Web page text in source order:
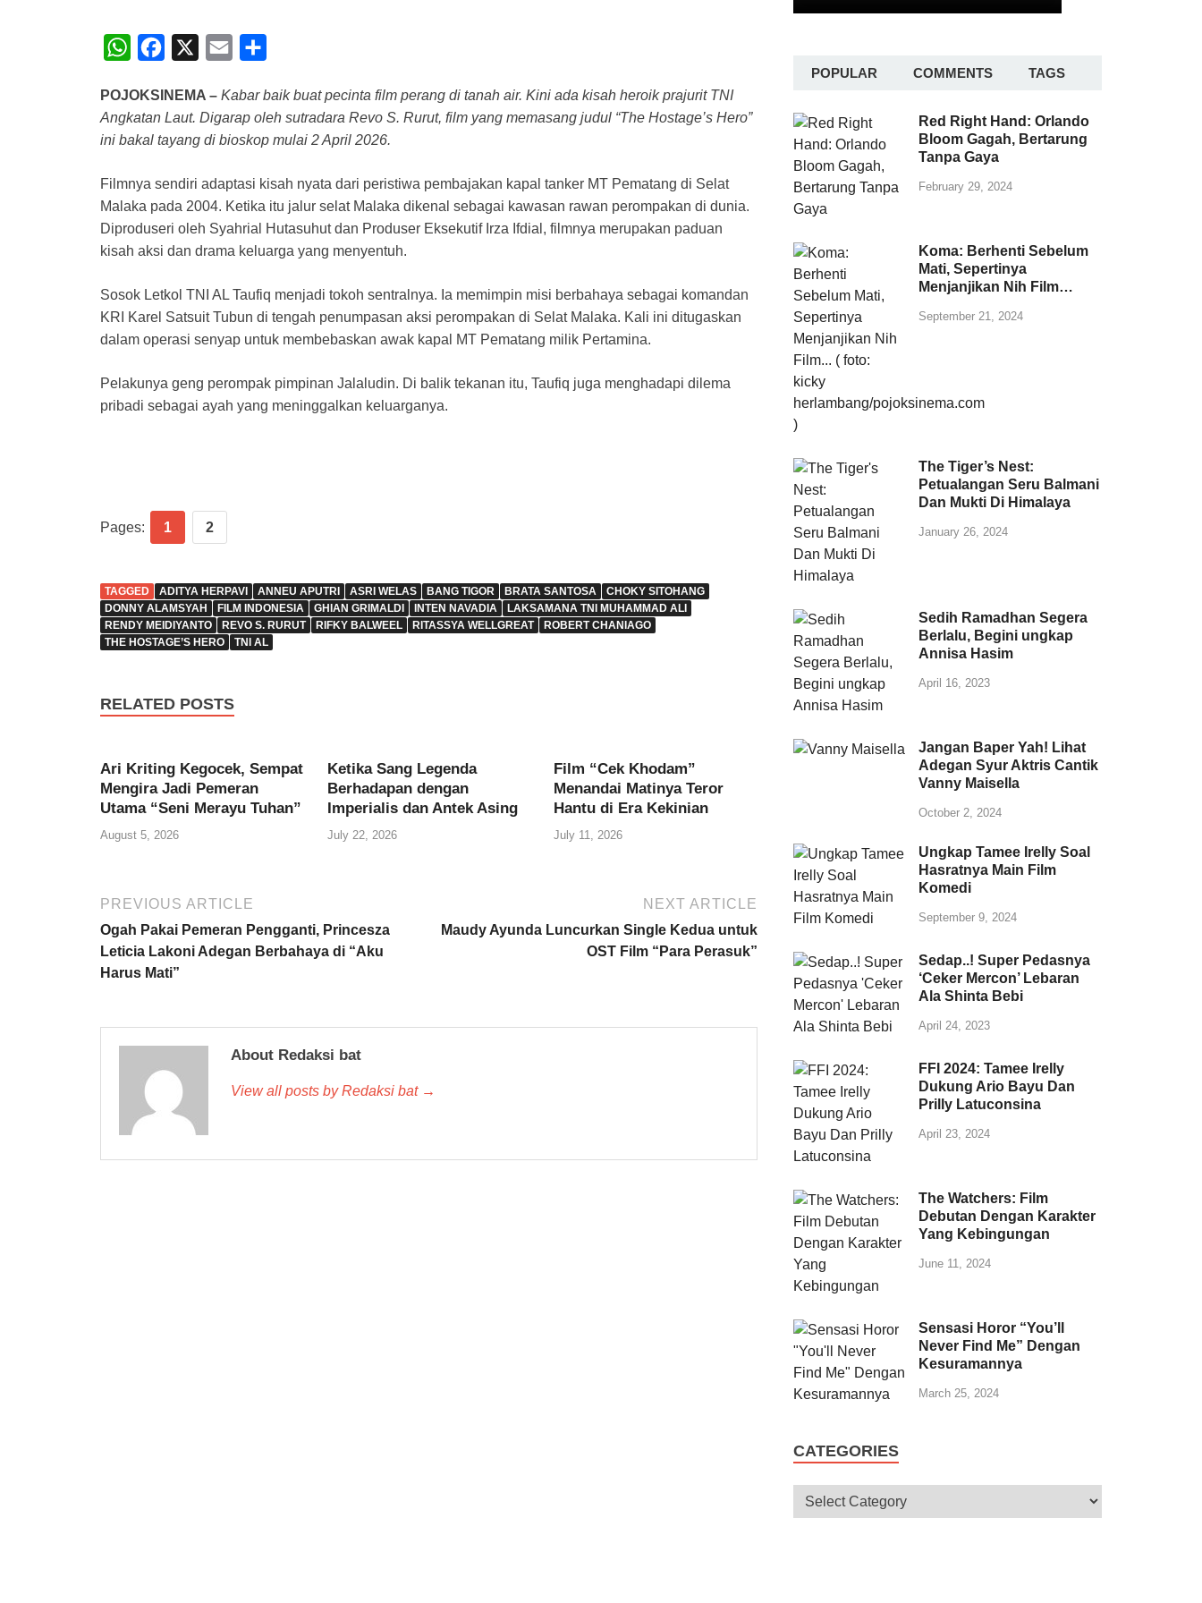
W
a
t
A
p
p
c
e
o
o
k
a
i
a
r
POJOKSINEMA – Kabar baik buat pecinta film perang di tanah air. Kini ada kisah heroik prajurit TNI
Angkatan Laut. Digarap oleh sutradara Revo S. Rurut, film yang memasang judul “The Hostage’s Hero”
ini bakal tayang di bioskop mulai 2 April 2026.
Filmnya sendiri adaptasi kisah nyata dari peristiwa pembajakan kapal tanker MT Pematang di Selat
Malaka pada 2004. Ketika itu jalur selat Malaka dikenal sebagai kawasan rawan perompakan di dunia.
Diproduseri oleh Syahrial Hutasuhut dan Produser Eksekutif Irza Ifdial, filmnya merupakan paduan
kisah aksi dan drama keluarga yang menyentuh.
Sosok Letkol TNI AL Taufiq menjadi tokoh sentralnya. Ia memimpin misi berbahaya sebagai komandan
KRI Karel Satsuit Tubun di tengah penumpasan aksi perompakan di Selat Malaka. Kali ini ditugaskan
dalam operasi senyap untuk membebaskan awak kapal MT Pematang milik Pertamina.
Pelakunya geng perompak pimpinan Jalaludin. Di balik tekanan itu, Taufiq juga menghadapi dilema
pribadi sebagai ayah yang meninggalkan keluarganya.
Pages: 1 2
TAGGED ADITYA HERPAVI ANNEU APUTRI ASRI WELAS BANG TIGOR BRATA SANTOSA
CHOKY SITOHANG
DONNY ALAMSYAH
FILM INDONESIA GHIAN GRIMALDI INTEN NAVADIA
LAKSAMANA TNI MUHAMMAD ALI
RENDY MEIDIYANTO
REVO S. RURUT RIFKY BALWEEL RITASSYA WELLGREAT
ROBERT CHANIAGO
THE HOSTAGE’S HERO
TNI AL
RELATED POSTS
Ari Kriting Kegocek, Sempat
Mengira Jadi Pemeran
Utama “Seni Merayu Tuhan”
August 5, 2026
Ketika Sang Legenda
Berhadapan dengan
Imperialis dan Antek Asing
July 22, 2026
Film “Cek Khodam”
Menandai Matinya Teror
Hantu di Era Kekinian
July 11, 2026
PREVIOUS ARTICLE
Ogah Pakai Pemeran Pengganti, Princesza
Leticia Lakoni Adegan Berbahaya di “Aku
Harus Mati”
NEXT ARTICLE
Maudy Ayunda Luncurkan Single Kedua untuk
OST Film “Para Perasuk”
About Redaksi bat
View all posts by Redaksi bat →
POPULAR COMMENTS TAGS
Red Right Hand: Orlando
Bloom Gagah, Bertarung
Tanpa Gaya
February 29, 2024
Koma: Berhenti Sebelum
Mati, Sepertinya
Menjanjikan Nih Film…
September 21, 2024
The Tiger’s Nest:
Petualangan Seru Balmani
Dan Mukti Di Himalaya
January 26, 2024
Sedih Ramadhan Segera
Berlalu, Begini ungkap
Annisa Hasim
April 16, 2023
Jangan Baper Yah! Lihat
Adegan Syur Aktris Cantik
Vanny Maisella
October 2, 2024
Ungkap Tamee Irelly Soal
Hasratnya Main Film
Komedi
September 9, 2024
Sedap..! Super Pedasnya
‘Ceker Mercon’ Lebaran
Ala Shinta Bebi
April 24, 2023
FFI 2024: Tamee Irelly
Dukung Ario Bayu Dan
Prilly Latuconsina
April 23, 2024
The Watchers: Film
Debutan Dengan Karakter
Yang Kebingungan
June 11, 2024
Sensasi Horor “You’ll
Never Find Me” Dengan
Kesuramannya
March 25, 2024
CATEGORIES